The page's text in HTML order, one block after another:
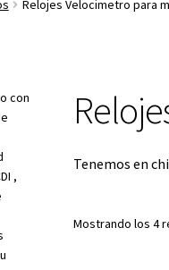
Relojes Velocimetro para
Tenemos en
Mostrando los 4
con
,